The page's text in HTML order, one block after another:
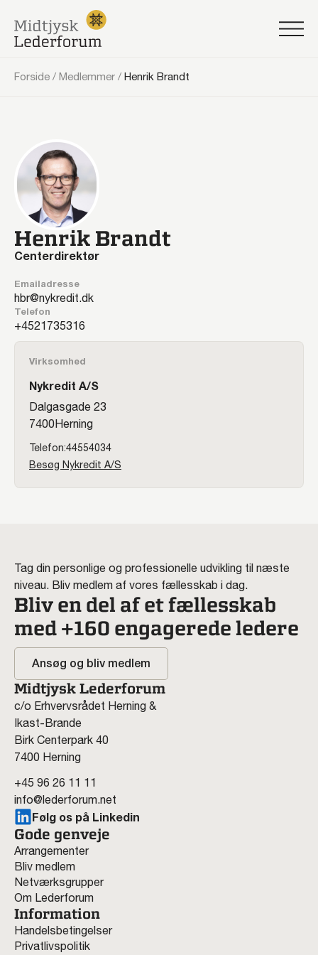
Forside / Medlemmer / Henrik Brandt
Henrik Brandt
Centerdirektør
Emailadresse
hbr@nykredit.dk
Telefon
21735316
Virksomhed
Nykredit A/S
Dalgasgade 23
7400Herning
44554034
Besøg Nykredit A/S
Tag din personlige og professionelle udvikling til næste
niveau. Bliv medlem af vores fællesskab i dag.
Bliv en del af et fællesskab
med +160 engagerede ledere
Ansøg og bliv medlem
Midtjysk Lederforum
c/o Erhvervsrådet Herning &
Ikast-Brande
Birk Centerpark 40
7400 Herning
+45 96 26 11 11
info@lederforum.net
Følg os på Linkedin
Gode genveje
Arrangementer
Bliv medlem
Netværksgrupper
Om Lederforum
Information
Handelsbetingelser
Privatlivspolitik